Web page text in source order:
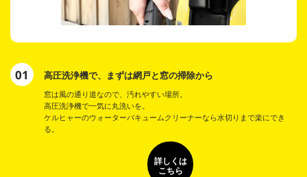
01 高圧洗浄機で、まずは網戸と窓の掃除から
窓は風の通り道なので、汚れやすい場所。
高圧洗浄機で一気に丸洗いを。
ケルヒャーのウォーターバキュームクリーナーなら水切りまで楽にでき
る。
詳しくは
こちら